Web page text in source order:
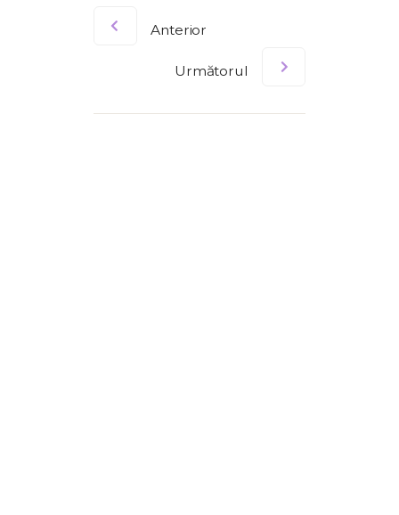
Anterior
Următorul